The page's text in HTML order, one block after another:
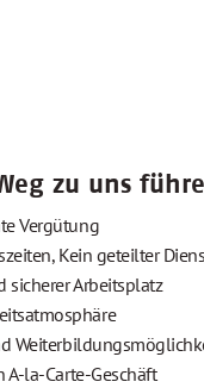
zu uns
Vergütung
Kein geteilter
sicherer Arbeitsplatz
A-la-Carte-Geschäft